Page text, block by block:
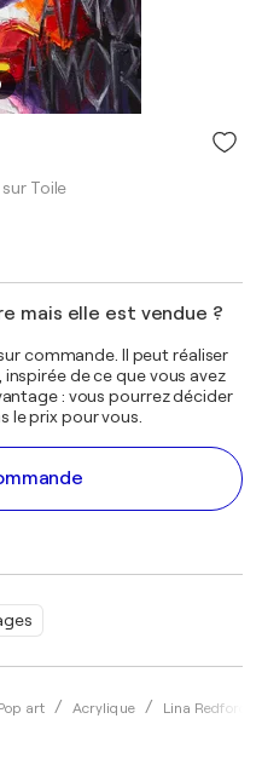
art Acrylique Lina Redford
Toile
mais elle est vendue ?
commande. Il peut réaliser
de ce que vous avez
: vous pourrez décider
le prix pour vous.